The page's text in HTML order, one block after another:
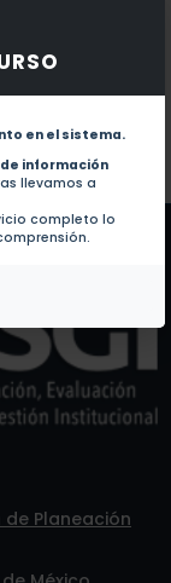
en el sistema.
información
llevamos a
completo lo
Planeación